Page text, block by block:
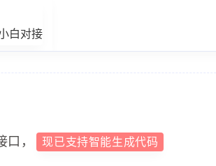
\/api.istero.com"
白对接
， 现已支持智能生成代码